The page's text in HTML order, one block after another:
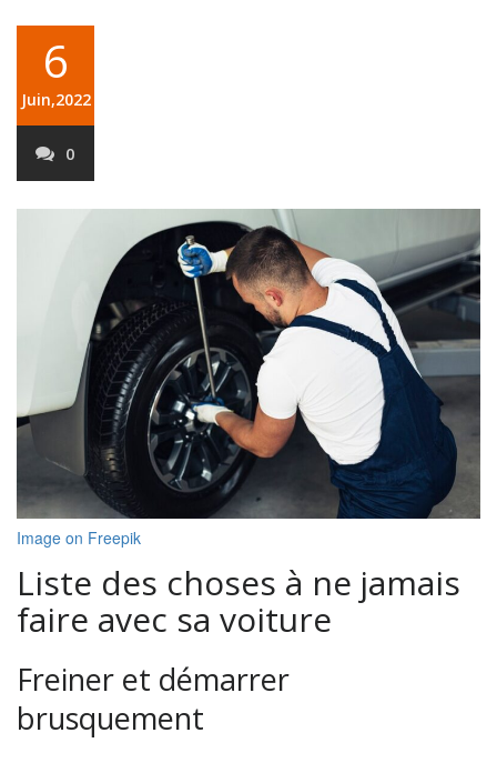
6
Juin,2022
0
Image on Freepik
Liste des choses à ne jamais
faire avec sa voiture
Freiner et démarrer
brusquement